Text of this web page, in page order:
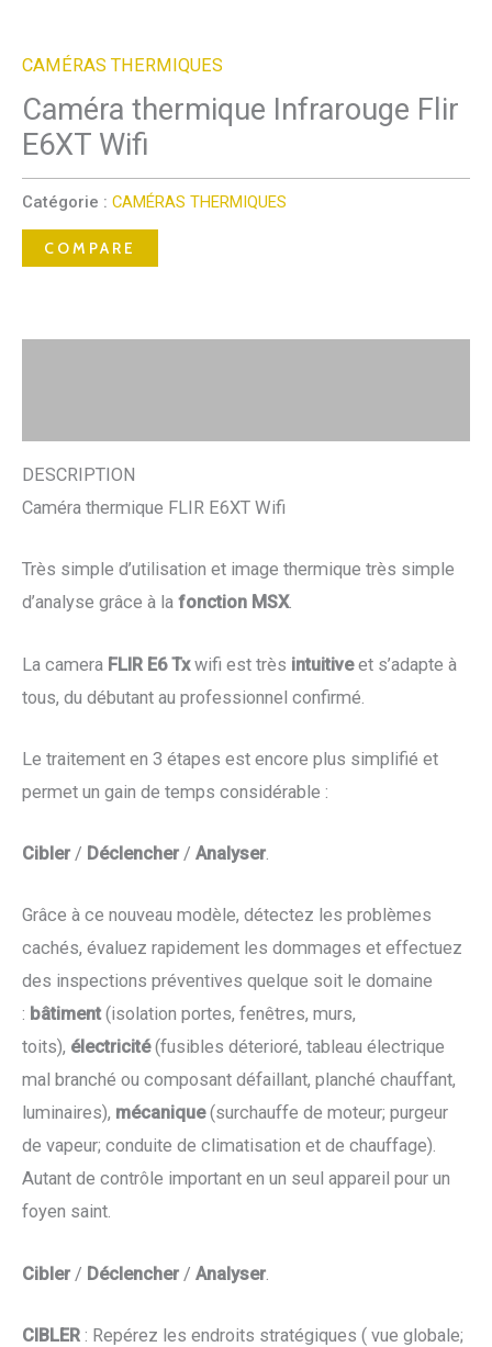
CAMÉRAS THERMIQUES
Caméra thermique Infrarouge Flir
E6XT Wifi
Catégorie : CAMÉRAS THERMIQUES
COMPARE
DESCRIPTION
Caméra thermique FLIR E6XT Wifi
Très simple d’utilisation et image thermique très simple
d’analyse grâce à la fonction MSX.
La camera FLIR E6 Txwifi est très intuitiveet s’adapte à
tous, du débutant au professionnel confirmé.
Le traitement en 3 étapes est encore plus simplifié et
permet un gain de temps considérable :
Cibler / Déclencher / Analyser.
Grâce à ce nouveau modèle, détectez les problèmes
cachés, évaluez rapidement les dommages et effectuez
des inspections préventives quelque soit le domaine
: bâtiment(isolation portes, fenêtres, murs,
toits), électricité(fusibles déterioré, tableau électrique
mal branché ou composant défaillant, planché chauffant,
luminaires), mécanique(surchauffe de moteur; purgeur
de vapeur; conduite de climatisation et de chauffage).
Autant de contrôle important en un seul appareil pour un
foyen saint.
Cibler / Déclencher / Analyser
CIBLER : Repérez les endroits stratégiques ( vue globale;